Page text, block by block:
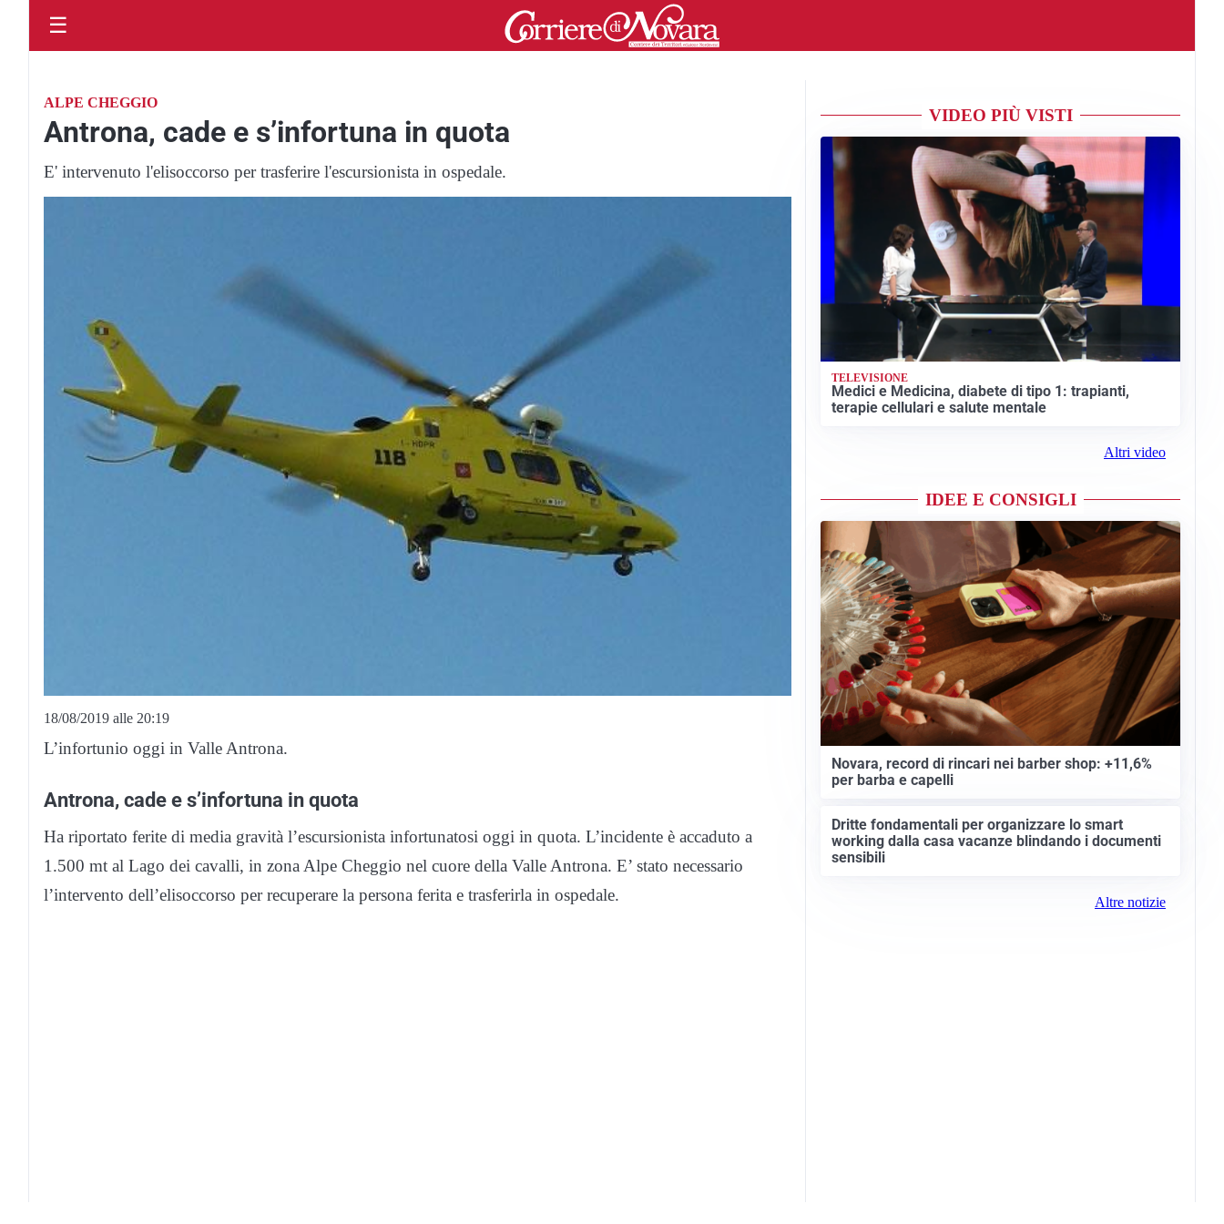
☰
ALPE CHEGGIO
Antrona, cade e s’infortuna in quota
E' intervenuto l'elisoccorso per trasferire l'escursionista in ospedale.
18/08/2019 alle 20:19
L’infortunio oggi in Valle Antrona.
Antrona, cade e s’infortuna in quota
Ha riportato ferite di media gravità l’escursionista infortunatosi oggi in quota. L’incidente è accaduto a
1.500 mt al Lago dei cavalli, in zona Alpe Cheggio nel cuore della Valle Antrona. E’ stato necessario
l’intervento dell’elisoccorso per recuperare la persona ferita e trasferirla in ospedale.
VIDEO PIÙ VISTI
TELEVISIONE
Medici e Medicina, diabete di tipo 1: trapianti,
terapie cellulari e salute mentale
Altri video
IDEE E CONSIGLI
Novara, record di rincari nei barber shop: +11,6%
per barba e capelli
Dritte fondamentali per organizzare lo smart
working dalla casa vacanze blindando i documenti
sensibili
Altre notizie